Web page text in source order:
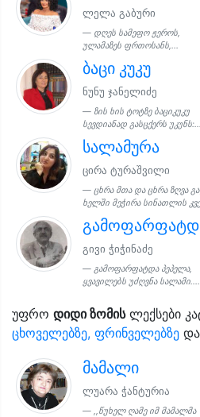
ლელა გაბური
დღეს სამეფო ჟეროს,
ულამაზეს ფრთოსანს,...
ბაცი კუკუ
ნუნუ ჯანელიძე
ზის ხის ტოტზე ბაციკუკუ
სევდიანად გასცქერს უკუნს:...
სალამურა
ცირა ტურაშვილი
ცხრა მთა და ცხრა ზღვა
ხელში მეჭირა სინათლის
გივი ჭიჭინაძე
გამოფარფატდა პეპელა,
ყვავილებს უძღვნა სალამი....
უფრო დიდი ზომისლექსები
ცხოველებზე, ფრინველებზე და
მამალი
ლუარა ჭანტურია
,,წუხელ ღამე იმ მამალმა